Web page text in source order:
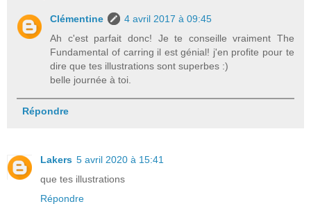
Clémentine
4 avril 2017 à 09:45
Ah c'est parfait donc! Je te conseille vraiment The
Fundamental of carring il est génial! j'en profite pour te
dire que tes illustrations sont superbes :)
belle journée à toi.
Répondre
Lakers 5 avril 2020 à 15:41
que tes illustrations
Répondre